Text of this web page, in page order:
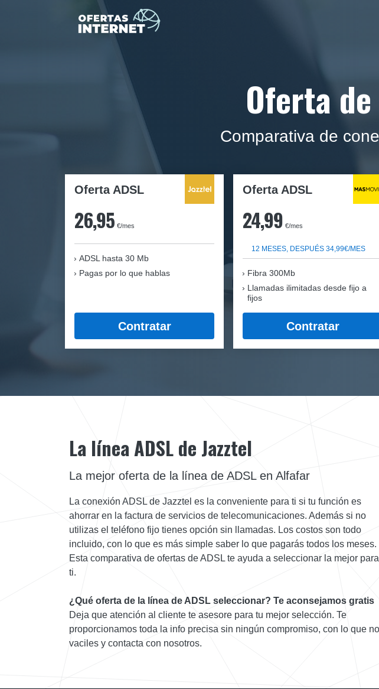
Oferta
Comparativa de
Oferta ADSL
26,95 €/mes
ADSL hasta 30 Mb
Pagas por lo que hablas
Contratar
Oferta ADSL
24,99 €/mes
12 MESES, DESPUÉS 34,99€/MES
Fibra 300Mb
Llamadas ilimitadas desde fijo a
fijos
Contratar
La línea ADSL de Jazztel
La mejor oferta de la línea de ADSL en Alfafar
La conexión ADSL de Jazztel es la conveniente para ti si tu función es
ahorrar en la factura de servicios de telecomunicaciones. Además si no
utilizas el teléfono fijo tienes opción sin llamadas. Los costos son todo
incluido, con lo que es más simple saber lo que pagarás todos los meses.
Esta comparativa de ofertas de ADSL te ayuda a seleccionar la mejor para
ti.
¿Qué oferta de la línea de ADSL seleccionar? Te aconsejamos gratis
Deja que atención al cliente te asesore para tu mejor selección. Te
proporcionamos toda la info precisa sin ningún compromiso, con lo que no
vaciles y contacta con nosotros.